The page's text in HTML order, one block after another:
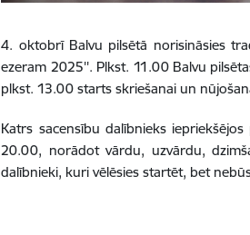
4. oktobrī Balvu pilsētā norisināsies
ezeram 2025''. Plkst. 11.00 Balvu
plkst. 13.00 starts skriešanai un
Katrs sacensību dalībnieks
20.00, norādot vārdu, uzvārdu,
dalībnieki, kuri vēlēsies startēt, bet